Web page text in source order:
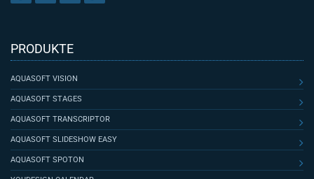
PRODUKTE
AQUASOFT VISION
AQUASOFT STAGES
AQUASOFT TRANSCRIPTOR
AQUASOFT SLIDESHOW EASY
AQUASOFT SPOTON